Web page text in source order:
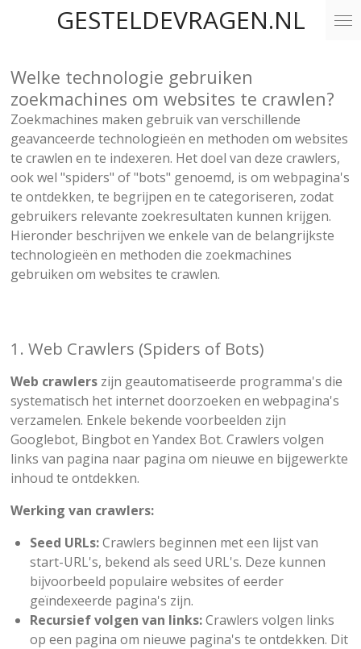
de
hoofdinhoud
GESTELDEVRAGEN.NL
Welke technologie gebruiken
zoekmachines om websites te crawlen?
Zoekmachines maken gebruik van verschillende
geavanceerde technologieën en methoden om websites
te crawlen en te indexeren. Het doel van deze crawlers,
ook wel "spiders" of "bots" genoemd, is om webpagina's
te ontdekken, te begrijpen en te categoriseren, zodat
gebruikers relevante zoekresultaten kunnen krijgen.
Hieronder beschrijven we enkele van de belangrijkste
technologieën en methoden die zoekmachines
gebruiken om websites te crawlen.
1. Web Crawlers (Spiders of Bots)
Web crawlerszijn geautomatiseerde programma's die
systematisch het internet doorzoeken en webpagina's
verzamelen. Enkele bekende voorbeelden zijn
Googlebot, Bingbot en Yandex Bot. Crawlers volgen
links van pagina naar pagina om nieuwe en bijgewerkte
inhoud te ontdekken.
Werking van crawlers:
Seed URLs:Crawlers beginnen met een lijst van
start-URL's, bekend als seed URL's. Deze kunnen
bijvoorbeeld populaire websites of eerder
geïndexeerde pagina's zijn.
Recursief volgen van links:Crawlers volgen links
op een pagina om nieuwe pagina's te ontdekken. Dit